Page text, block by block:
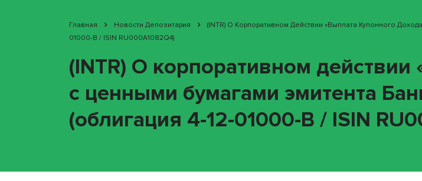
Главная Новости Депозитария
(INTR) О Корпоративном Действии «Выплата Купонного
01000-B / ISIN RU000A1082Q4)
(INTR) О корпоративном
с ценными бумагами эмитента
(облигация 4-12-01000-B / ISIN